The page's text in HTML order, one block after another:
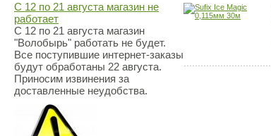
С 12 по 21 августа магазин не
работает
С 12 по 21 августа магазин
"Волобырь" работать не будет.
Все поступившие интернет-заказы
будут обработаны 22 августа.
Приносим извинения за
доставленные неудобства.